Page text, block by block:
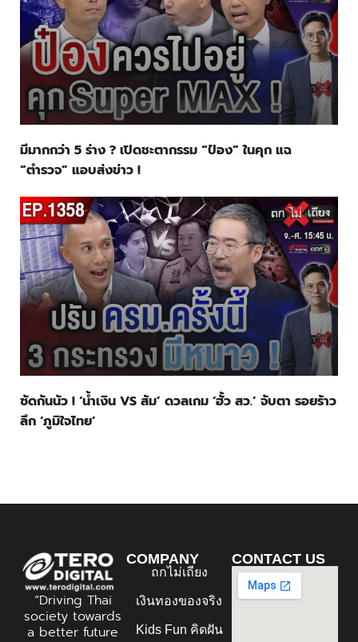
มีมากกว่า 5 ร่าง ? เปิดชะตากรรม “ป๋อง” ในคุก แฉ
“ตำรวจ” แอบส่งข่าว !
ซัดกันนัว ! ‘น้ำเงิน VS ส้ม’ ดวลเกม ‘ฮั้ว สว.’ จับตา รอยร้าว
ลึก ‘ภูมิใจไทย’
“Driving Thai
society towards
a better future
COMPANY
ถกไม่เถียง
เงินทองของจริง
Kids Fun คิดฝัน
CONTACT US